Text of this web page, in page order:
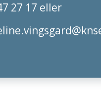
27 17 eller